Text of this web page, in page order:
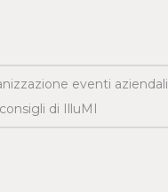
eventi aziendali
di IlluMI